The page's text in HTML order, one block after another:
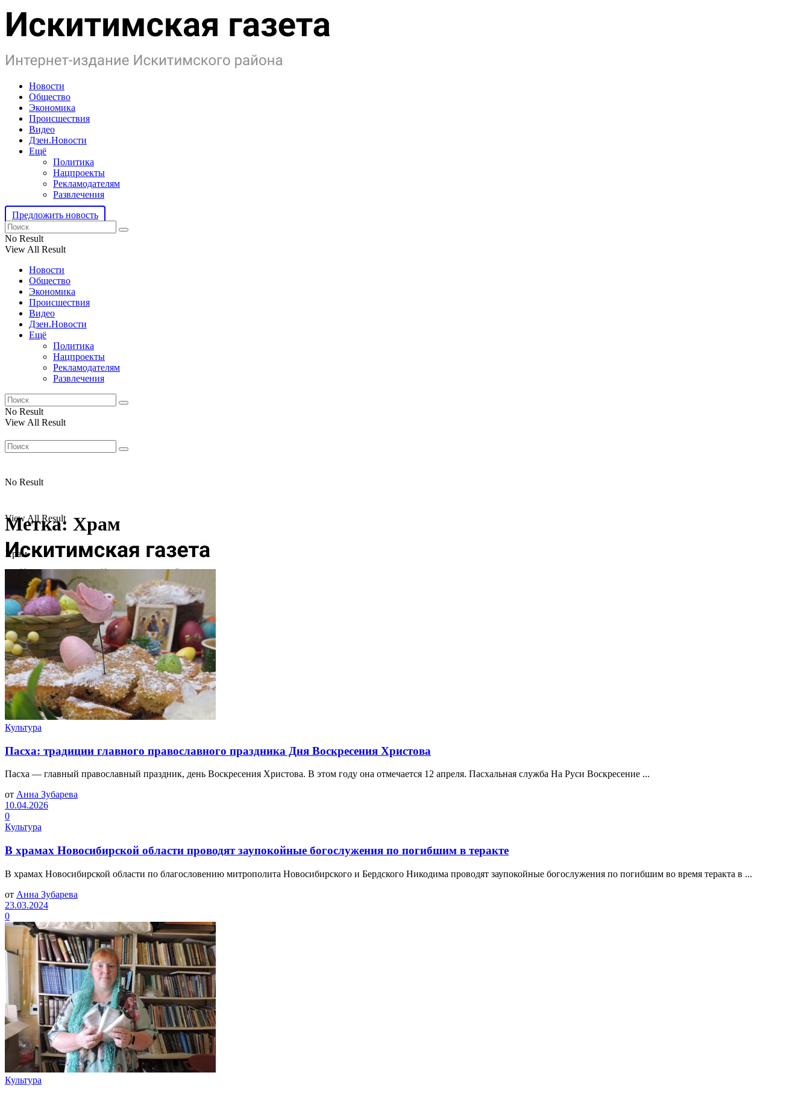
Новости
Общество
Экономика
Происшествия
Видео
Дзен.Новости
Ещё
Политика
Нацпроекты
Рекламодателям
Развлечения
Предложить новость
No Result
View All Result
Новости
Общество
Экономика
Происшествия
Видео
Дзен.Новости
Ещё
Политика
Нацпроекты
Рекламодателям
Развлечения
No Result
View All Result
No Result
View All Result
Метка: Храм
Храм
Культура
Пасха: традиции главного православного праздника Дня Воскресения Христова
Пасха — главный православный праздник, день Воскресения Христова. В этом году она отмечается 12 апреля. Пасхальная служба На Руси Воскресение ...
от Анна Зубарева
10.04.2026
0
Культура
В храмах Новосибирской области проводят заупокойные богослужения по погибшим в теракте
В храмах Новосибирской области по благословению митрополита Новосибирского и Бердского Никодима проводят заупокойные богослужения по погибшим во время теракта в ...
от Анна Зубарева
23.03.2024
0
Культура